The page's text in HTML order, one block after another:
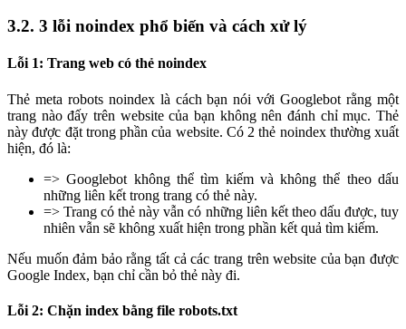
3.2. 3 lỗi noindex phổ biến và cách xử lý
Lỗi 1: Trang web có thẻ noindex
Thẻ meta robots noindex là cách bạn nói với Googlebot rằng một
trang nào đấy trên website của bạn không nên đánh chỉ mục. Thẻ
này được đặt trong phần của website. Có 2 thẻ noindex thường xuất
hiện, đó là:
=> Googlebot không thể tìm kiếm và không thể theo dấu
những liên kết trong trang có thẻ này.
=> Trang có thẻ này vẫn có những liên kết theo dấu được, tuy
nhiên vẫn sẽ không xuất hiện trong phần kết quả tìm kiếm.
Nếu muốn đảm bảo rằng tất cả các trang trên website của bạn được
Google Index, bạn chỉ cần bỏ thẻ này đi.
Lỗi 2: Chặn index bằng file robots.txt